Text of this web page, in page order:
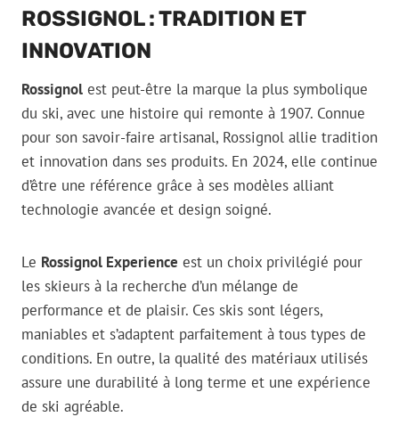
ROSSIGNOL : TRADITION ET
INNOVATION
Rossignol est peut-être la marque la plus symbolique
du ski, avec une histoire qui remonte à 1907. Connue
pour son savoir-faire artisanal, Rossignol allie tradition
et innovation dans ses produits. En 2024, elle continue
d’être une référence grâce à ses modèles alliant
technologie avancée et design soigné.
Le Rossignol Experience est un choix privilégié pour
les skieurs à la recherche d’un mélange de
performance et de plaisir. Ces skis sont légers,
maniables et s’adaptent parfaitement à tous types de
conditions. En outre, la qualité des matériaux utilisés
assure une durabilité à long terme et une expérience
de ski agréable.